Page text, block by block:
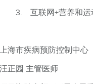
3. 互联网+营养和运
上海市疾病预防控制中心
汪正园 主管医师